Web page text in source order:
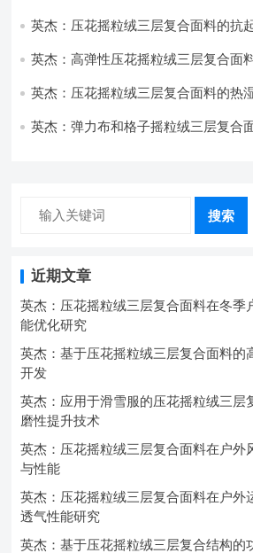
英杰：压花摇粒绒三层复合面料的抗
英杰：高弹性压花摇粒绒三层复合面
英杰：压花摇粒绒三层复合面料的热
英杰：弹力布和格子摇粒绒三层复合
搜索
近期文章
英杰：压花摇粒绒三层复合面料在冬季
能优化研究
英杰：基于压花摇粒绒三层复合面料的
开发
英杰：应用于滑雪服的压花摇粒绒三层
磨性提升技术
英杰：压花摇粒绒三层复合面料在户外
与性能
英杰：压花摇粒绒三层复合面料在户外
透气性能研究
英杰：基于压花摇粒绒三层复合结构的